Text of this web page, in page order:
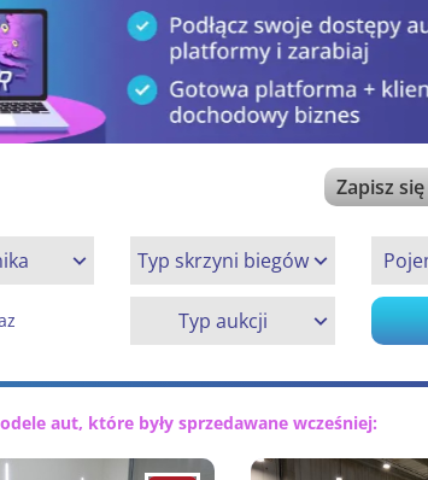
Zapisz
Typ skrzyni biegów
Typ aukcji
aut, które były sprzedawane wcześniej: